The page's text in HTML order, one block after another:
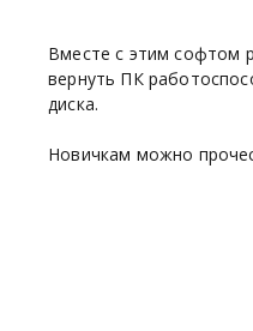
Вместе с этим софтом
вернуть ПК
диска.
Новичкам можно